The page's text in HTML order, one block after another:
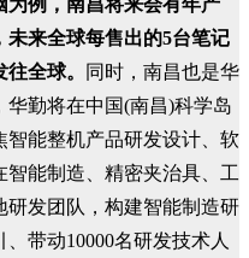
为例，南昌将来会有年产
未来全球每售出的5台笔记
全球。
同时，南昌也是华
勤将在中国(南昌)科学岛
能整机产品研发设计、软
能制造、精密夹治具、工
发团队，构建智能制造研
带动10000名研发技术人